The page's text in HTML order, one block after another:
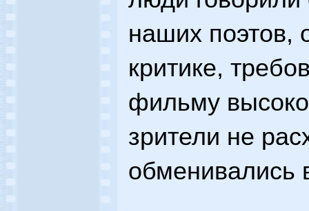
наших поэтов,
критике,
фильму
зрители не
обменивались